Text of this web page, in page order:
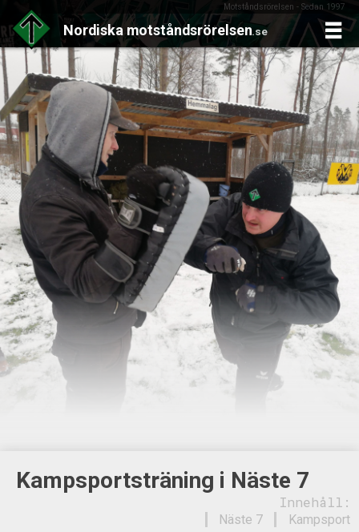
Motståndsrörelsen - Sedan 1997
Nordiska motståndsrörelsen.se
Skip
to
content
Kampsportsträning i Näste 7
Innehåll:
Kampsport
Näste 7